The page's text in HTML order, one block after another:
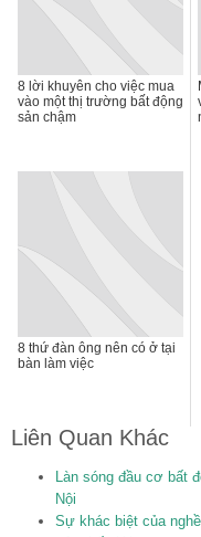
8 lời khuyên cho việc mua
vào một thị trường bất động
sản chậm
8 thứ đàn ông nên có ở tại
bàn làm việc
Liên Quan Khác
Làn sóng đầu cơ bất
Nội
Sự khác biệt của